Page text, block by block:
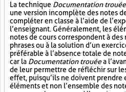
La technique Documentation trouée
une version incomplète des notes
compléter en classe à l’aide de
l’enseignant. Généralement, les
notes de cours correspondent à des
phrases ou à la solution d’un
préférable à l’absence totale de
car la Documentation trouéea
de leur permettre de réfléchir sur
effet, puisqu’ils ne doivent prendre
éléments et non l’ensemble des